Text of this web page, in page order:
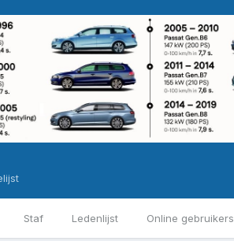
Staf Ledenlijst Online gebruikers